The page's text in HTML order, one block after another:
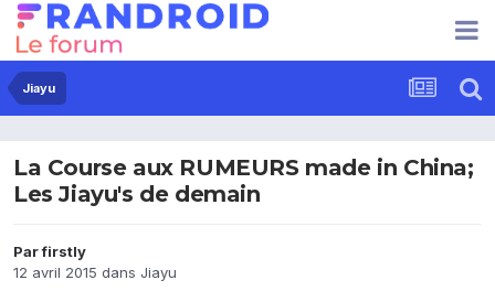
Jiayu
La Course aux RUMEURS made in China;
Les Jiayu's de demain
Parfirstly
12 avril 2015 dans Jiayu